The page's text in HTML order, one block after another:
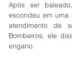
Após ser
escondeu em
atendimento de
Bombeiros, ele
engano.